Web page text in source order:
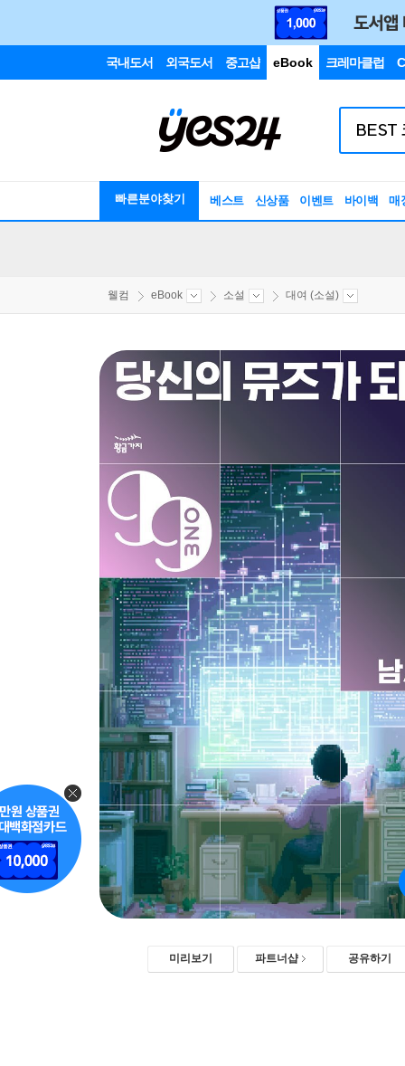
국내도서 외국도서 중고샵 eBook 크레마클럽
빠른분야찾기 베스트 신상품 이벤트 바이백 매
웰컴 eBook 소설 대여 (소설)
미리보기 파트너샵 공유하기